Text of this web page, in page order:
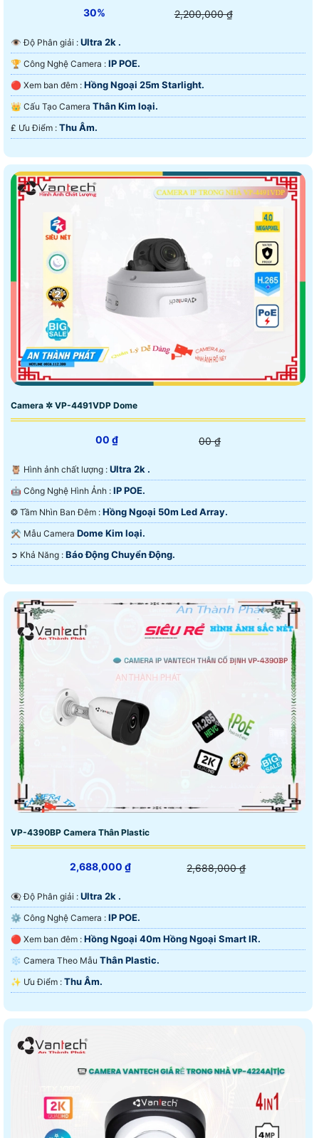
30% 2,200,000 ₫
👁 Độ Phân giải : Ultra 2k .
🏆 Công Nghệ Camera : IP POE.
🔴 Xem ban đêm : Hồng Ngoại 25m Starlight.
👑 Cấu Tạo Camera Thân Kim loại.
️₤ Ưu Điểm : Thu Âm.
Camera ✲ VP-4491VDP Dome
00 ₫ 00 ₫
🦉 Hình ảnh chất lượng : Ultra 2k .
🤖️ Công Nghệ Hình Ảnh : IP POE.
❂ Tầm Nhìn Ban Đêm : Hồng Ngoại 50m Led Array.
⚒ Mẫu Camera Dome Kim loại.
️➲ Khả Năng : Báo Động Chuyển Động.
VP-4390BP Camera Thân Plastic
2,688,000 ₫ 2,688,000 ₫
👁️‍🗨 Độ Phân giải : Ultra 2k .
⚙ Công Nghệ Camera : IP POE.
🔴 Xem ban đêm : Hồng Ngoại 40m Hồng Ngoại Smart IR.
❄ Camera Theo Mẫu Thân Plastic.
️✨ Ưu Điểm : Thu Âm.